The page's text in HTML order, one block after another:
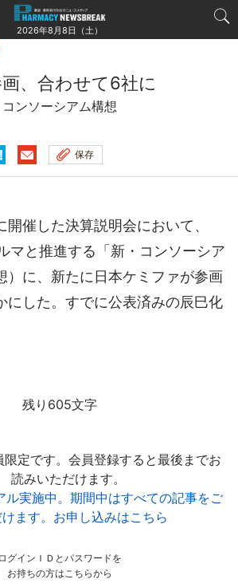
2026年8月8日（土）
、合わせて6社に
ンソーシアム構想
保存
催した決算説明会において、
マと推進する「新・コンソーシア
）に、新たに日本ケミファが参画
にした。すでに公表済みの辰巳化
残り605文字
限定です。会員登録すると最後までお
読みいただけます。
ル実施中。期間中はすべての記事をご
ます。お申し込みはこちら
ログインＩＤとパスワードを
お持ちの方はこちらから